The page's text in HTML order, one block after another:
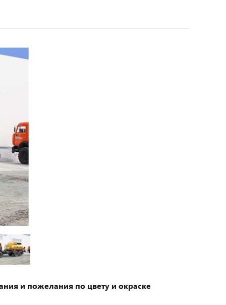
и пожелания по цвету и окраске